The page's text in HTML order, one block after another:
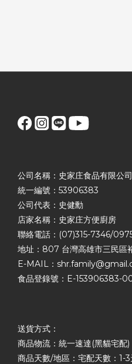
公司名稱：史家庄食品有限公司
統一編號：53906383
公司代表：史健勳
店家名稱：史家庄方便廚房
聯絡電話：(07)315-7346/
地址：807 台灣高雄市三民區
E-MAIL：
食品登錄號：E-153906383-
送貨方式：
商品物流：統一速達(黑貓宅配)
商品天數/地區：宅配天數：1-3